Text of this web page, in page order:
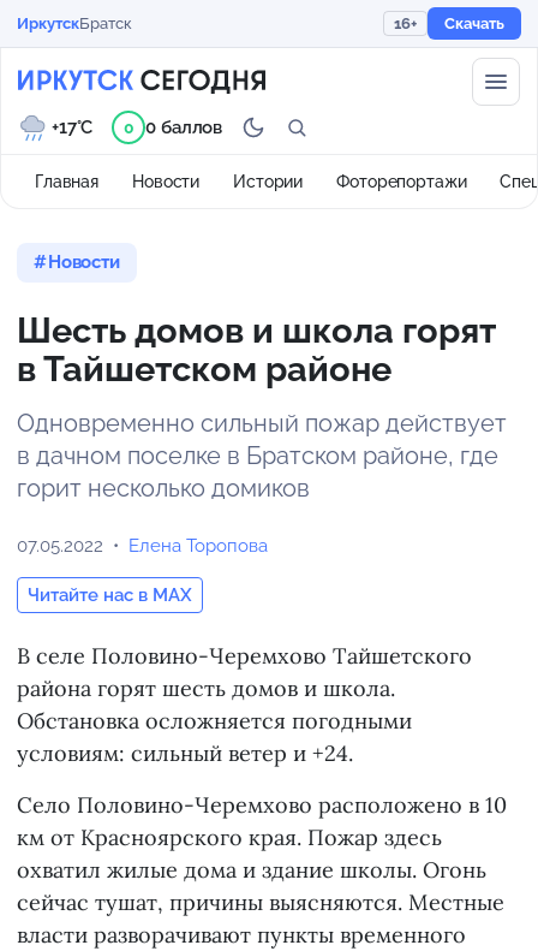
ИркутскБратск 16+ Скачать
Главная Новости Истории Фоторепортажи
+17°C 0 0 баллов
Новости
Шесть домов и школа горят
в Тайшетском районе
Одновременно сильный пожар действует
в дачном поселке в Братском районе, где
горит несколько домиков
07.05.2022 Елена Торопова
Читайте нас в MAX
В селе Половино-Черемхово Тайшетского
района горят шесть домов и школа.
Обстановка осложняется погодными
условиям: сильный ветер и +24.
Село Половино-Черемхово расположено в 10
км от Красноярского края. Пожар здесь
охватил жилые дома и здание школы. Огонь
сейчас тушат, причины выясняются. Местные
власти разворачивают пункты временного